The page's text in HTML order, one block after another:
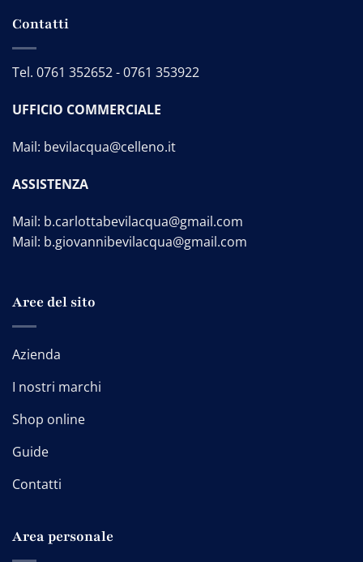
Contatti
Tel. 0761 352652-0761 353922
UFFICIO COMMERCIALE
Mail: bevilacqua@celleno.it
ASSISTENZA
Mail: b.carlottabevilacqua@gmail.com
Mail: b.giovannibevilacqua@gmail.com
Aree del sito
Azienda
I nostri marchi
Shop online
Guide
Contatti
Area personale